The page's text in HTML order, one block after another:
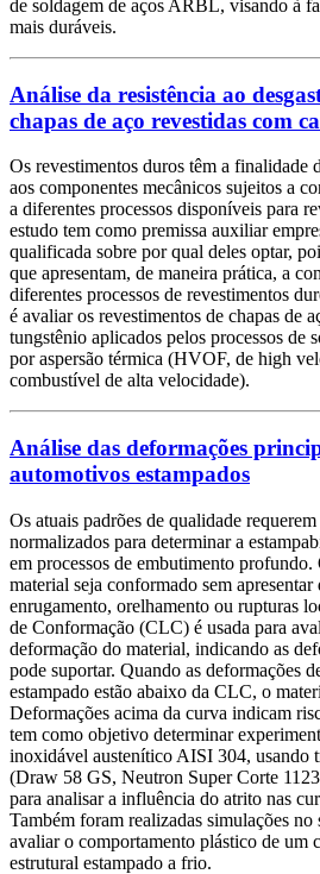
de soldagem de aços ARBL, visando à
mais duráveis.
Análise da resistência ao
chapas de aço revestidas com
Os revestimentos duros têm a finalidade
aos componentes mecânicos sujeitos a
a diferentes processos disponíveis para
estudo tem como premissa auxiliar
qualificada sobre por qual deles optar,
que apresentam, de maneira prática, a
diferentes processos de revestimentos
é avaliar os revestimentos de chapas de
tungstênio aplicados pelos processos de
por aspersão térmica (HVOF, de high
combustível de alta velocidade).
Análise das deformações
automotivos estampados
Os atuais padrões de qualidade
normalizados para determinar a
em processos de embutimento profundo.
material seja conformado sem
enrugamento, orelhamento ou rupturas
de Conformação (CLC) é usada para
deformação do material, indicando as
pode suportar. Quando as deformações
estampado estão abaixo da CLC, o
Deformações acima da curva indicam
tem como objetivo determinar
inoxidável austenítico AISI 304, usando
(Draw 58 GS, Neutron Super Corte
para analisar a influência do atrito nas
Também foram realizadas simulações
avaliar o comportamento plástico de um
estrutural estampado a frio.